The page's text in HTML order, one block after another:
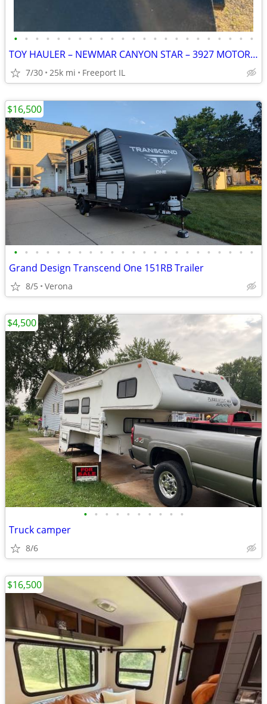
• • • • • • • • • • • • • • • • • • • • • • •
TOY HAULER – NEWMAR CANYON STAR – 3927 MOTORHOME RARE * TOYHAULER * A
7/30 25k mi Freeport IL
• • • • • • • • • • • • • • • • • • • • • • •
Grand Design Transcend One 151RB Trailer
8/5 Verona
$16,500
• • • • • • • • • •
Truck camper
8/6
$4,500
$16,500